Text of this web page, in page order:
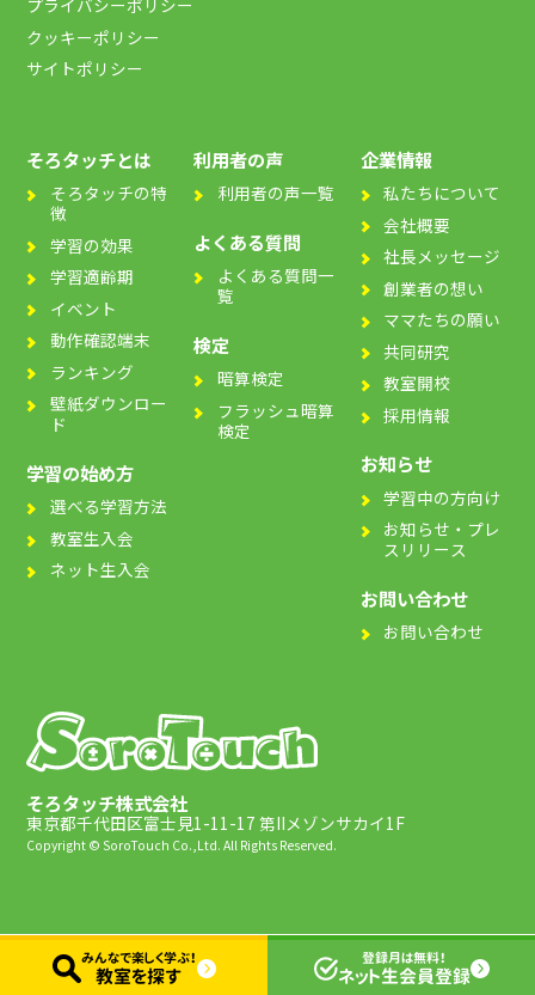
みんなで楽しく学ぶ！
教室を探す
登録月は無料！
ネット生会員登録
プライバシーポリシー
クッキーポリシー
サイトポリシー
そろタッチとは
そろタッチの特
徴
学習の効果
学習適齢期
イベント
動作確認端末
ランキング
壁紙ダウンロー
ド
学習の始め方
選べる学習方法
教室生入会
ネット生入会
利用者の声
利用者の声一覧
よくある質問
よくある質問一
覧
検定
暗算検定
フラッシュ暗算
検定
企業情報
私たちについて
会社概要
社長メッセージ
創業者の想い
ママたちの願い
共同研究
教室開校
採用情報
お知らせ
学習中の方向け
お知らせ・プレ
スリリース
お問い合わせ
お問い合わせ
そろタッチ株式会社
東京都千代田区富士見1-11-17 第IIメゾンサカイ1F
Copyright © SoroTouch Co.,Ltd. All Rights Reserved.